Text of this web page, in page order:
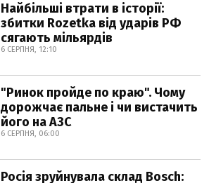
Найбільші втрати в історії:
збитки Rozetka від ударів РФ
сягають мільярдів
6 СЕРПНЯ, 12:10
"Ринок пройде по краю". Чому
дорожчає пальне і чи вистачить
його на АЗС
6 СЕРПНЯ, 06:00
Росія зруйнувала склад Bosch: